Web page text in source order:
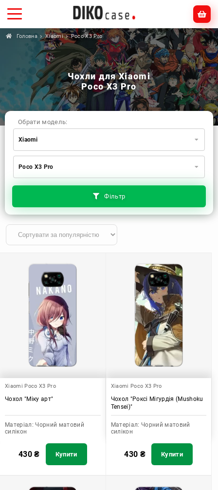
Головна Xiaomi Poco X3 Pro
Чохли для Xiaomi
Poco X3 Pro
Фільтр
Обрати модель:
Xiaomi
Xiaomi
Apple
Huawei
Realme
TECNO
ZTE
OnePlus
Motorola
Poco X3 Pro
Xiaomi Poco X3 Pro
Чохол "Міку арт"
Матеріал: Чорний матовий
силікон
430₴ Купити
Xiaomi Poco X3 Pro
Чохол "Роксі Мігурдія (Mushoku
Tensei)"
Матеріал: Чорний матовий
силікон
430 ₴ Купити